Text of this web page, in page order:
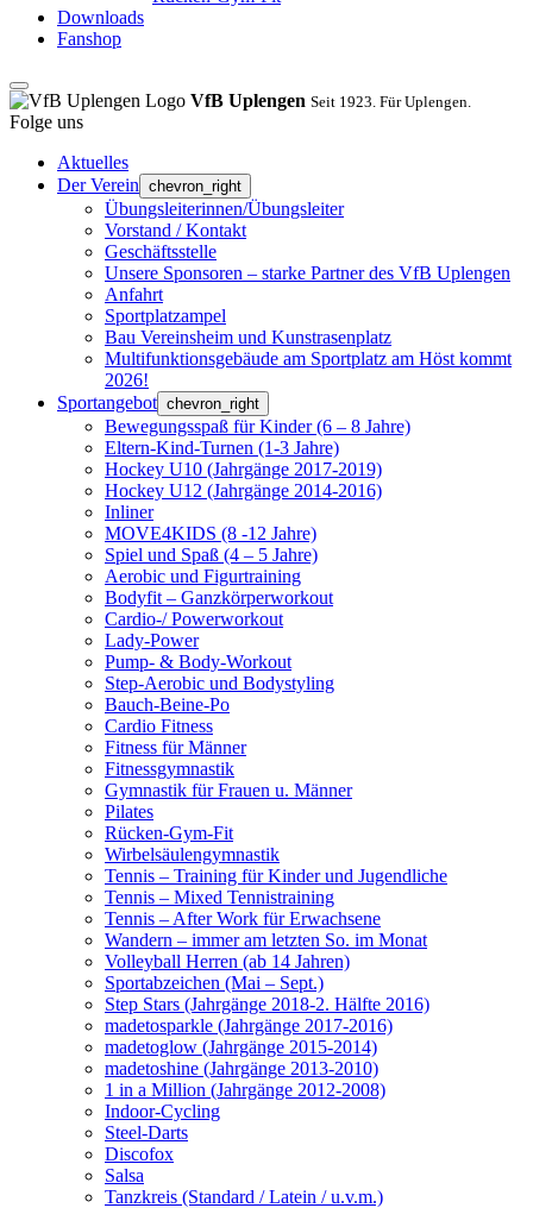
Downloads
Fanshop
VfB Uplengen Seit 1923. Für Uplengen.
Folge uns
Aktuelles
Der Verein chevron_right
Übungsleiterinnen/Übungsleiter
Vorstand / Kontakt
Geschäftsstelle
Unsere Sponsoren – starke Partner des VfB Uplengen
Anfahrt
Sportplatzampel
Bau Vereinsheim und Kunstrasenplatz
Multifunktionsgebäude am Sportplatz am Höst kommt
2026!
Sportangebot chevron_right
Bewegungsspaß für Kinder (6 – 8 Jahre)
Eltern-Kind-Turnen (1-3 Jahre)
Hockey U10 (Jahrgänge 2017-2019)
Hockey U12 (Jahrgänge 2014-2016)
Inliner
MOVE4KIDS (8 -12 Jahre)
Spiel und Spaß (4 – 5 Jahre)
Aerobic und Figurtraining
Bodyfit – Ganzkörperworkout
Cardio-/ Powerworkout
Lady-Power
Pump- & Body-Workout
Step-Aerobic und Bodystyling
Bauch-Beine-Po
Cardio Fitness
Fitness für Männer
Fitnessgymnastik
Gymnastik für Frauen u. Männer
Pilates
Rücken-Gym-Fit
Wirbelsäulengymnastik
Tennis – Training für Kinder und Jugendliche
Tennis – Mixed Tennistraining
Tennis – After Work für Erwachsene
Wandern – immer am letzten So. im Monat
Volleyball Herren (ab 14 Jahren)
Sportabzeichen (Mai – Sept.)
Step Stars (Jahrgänge 2018-2. Hälfte 2016)
madetosparkle (Jahrgänge 2017-2016)
madetoglow (Jahrgänge 2015-2014)
madetoshine (Jahrgänge 2013-2010)
1 in a Million (Jahrgänge 2012-2008)
Indoor-Cycling
Steel-Darts
Discofox
Salsa
Tanzkreis (Standard / Latein / u.v.m.)